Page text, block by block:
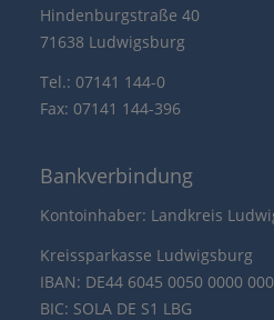
Hindenburgstraße 40
71638 Ludwigsburg
Tel.: 07141 144-0
Fax: 07141 144-396
Bankverbindung
Kontoinhaber: Landkreis
Kreissparkasse Ludwigsburg
IBAN: DE44 6045 0050 0000
BIC: SOLA DE S1 LBG